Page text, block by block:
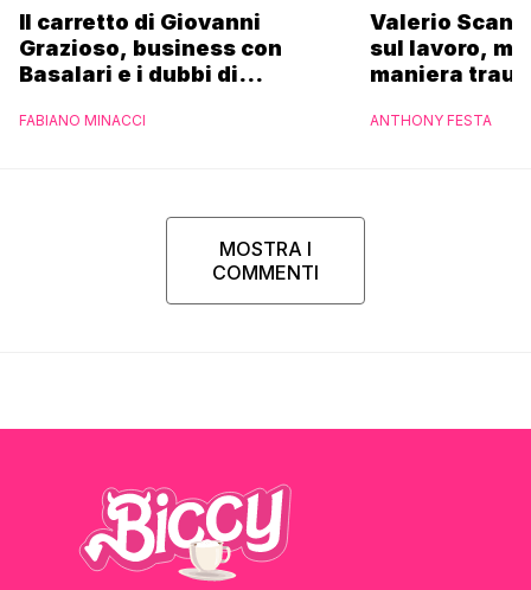
Il carretto di Giovanni
Grazioso, business con
Basalari e i dubbi di
Ferrero”
FABIANO MINACCI
Valerio
sul lavoro,
maniera
ANTHONY FESTA
MOSTRA I
COMMENTI